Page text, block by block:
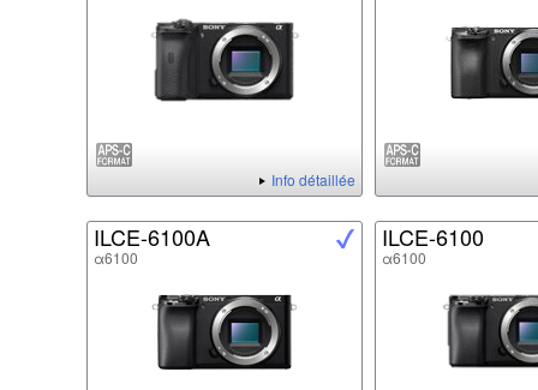
Info détaillée
ILCE-6100A
α6100
ILCE-6100
α6100